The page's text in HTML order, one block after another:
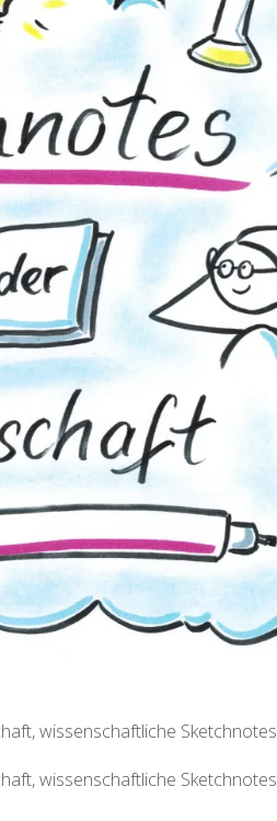
wissenschaftliche Sketchnotes
wissenschaftliche Sketchnotes